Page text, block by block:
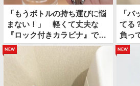
「もうボトルの持ち運びに悩
まない！」 軽くて丈夫な
『ロック付きカラビナ』で夏
のお出かけが快適になる
「
てる
負っ
ルデ